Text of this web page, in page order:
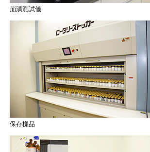
崩潰測試儀
保存樣品